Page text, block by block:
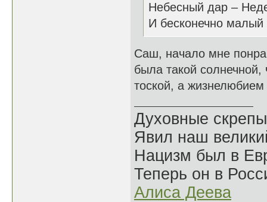
Небесный дар –
И бесконечно
Саш, начало мне
была такой солнечной,
тоской, а жизнелюбием
Духовные
Явил наш
Нацизм был в
Теперь он в
Алиса Деева